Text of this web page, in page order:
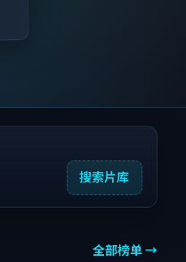
搜索片库
全部榜单 →